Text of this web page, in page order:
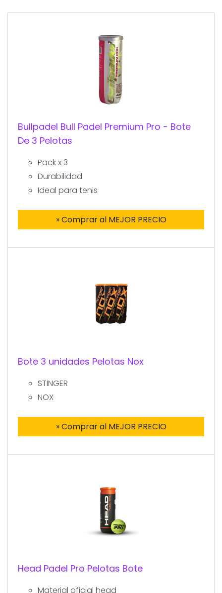
Bullpadel Bull Padel Premium Pro - Bote
De 3 Pelotas
Pack x 3
Durabilidad
Ideal para tenis
» Comprar al MEJOR PRECIO
Bote 3 unidades Pelotas Nox
STINGER
NOX
» Comprar al MEJOR PRECIO
Head Padel Pro Pelotas Bote
Material oficial head